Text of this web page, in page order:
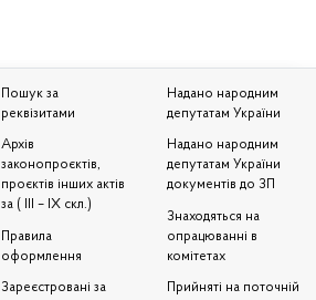
Пошук за
реквізитами
Архів
законопроєктів,
проєктів інших актів
за ( III – IX скл.)
Правила
оформлення
Зареєстровані за
Надано народним
депутатам України
Надано народним
депутатам України
документів до ЗП
Знаходяться на
опрацюванні в
комітетах
Прийняті на поточній